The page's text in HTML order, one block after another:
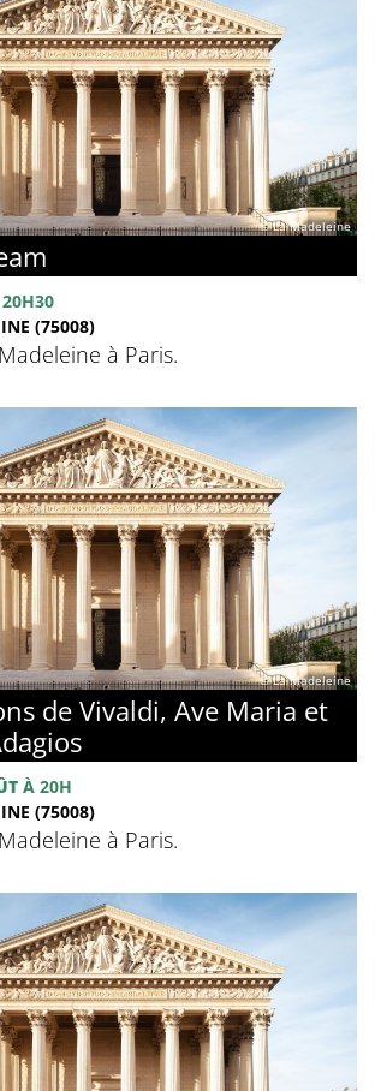
© La Madeleine
(75008)
à Paris.
© La Madeleine
de Vivaldi, Ave Maria et
À 20H
(75008)
à Paris.